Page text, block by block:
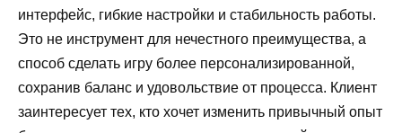
интерфейс, гибкие настройки и стабильность работы.
Это не инструмент для нечестного преимущества, а
способ сделать игру более персонализированной,
сохранив баланс и удовольствие от процесса. Клиент
заинтересует тех, кто хочет изменить привычный опыт